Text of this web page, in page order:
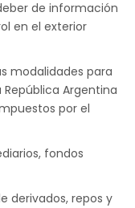
de información
en el exterior
modalidades para
Argentina
por el
fondos
derivados, repos y